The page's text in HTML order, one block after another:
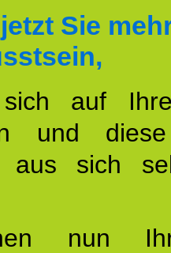
Sie
auf
und
aus sich
nun